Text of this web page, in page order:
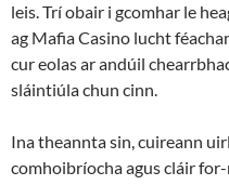
leis. Trí obair i gcomhar le
ag Mafia Casino lucht
cur eolas ar andúil
sláintiúla chun cinn.
Ina theannta sin, cuireann
comhoibríocha agus cláir